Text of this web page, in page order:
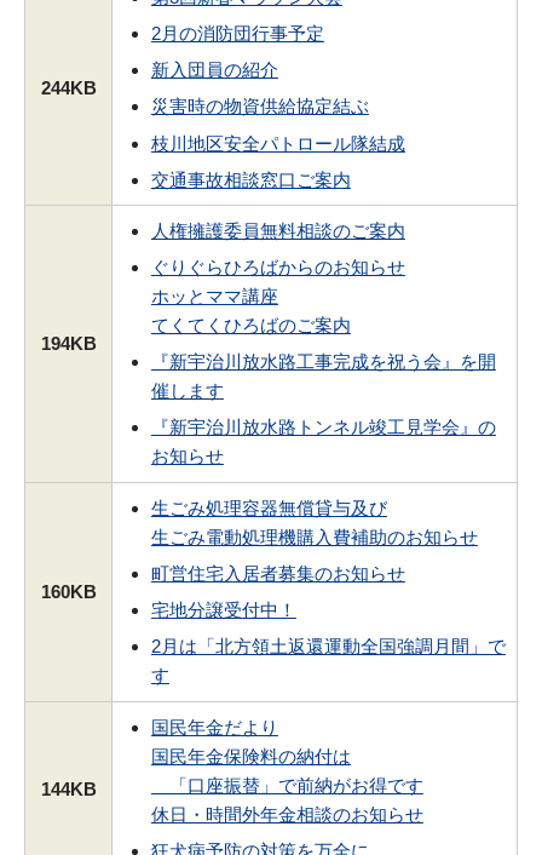
244KB
2月の消防団行事予定
新入団員の紹介
災害時の物資供給協定結ぶ
枝川地区安全パトロール隊結成
交通事故相談窓口ご案内
194KB
人権擁護委員無料相談のご案内
ぐりぐらひろばからのお知らせ
ホッとママ講座
てくてくひろばのご案内
『新宇治川放水路工事完成を祝う会』を開
催します
『新宇治川放水路トンネル竣工見学会』の
お知らせ
160KB
生ごみ処理容器無償貸与及び
生ごみ電動処理機購入費補助のお知らせ
町営住宅入居者募集のお知らせ
宅地分譲受付中！
2月は「北方領土返還運動全国強調月間」で
す
144KB
国民年金だより
国民年金保険料の納付は
「口座振替」で前納がお得です
休日・時間外年金相談のお知らせ